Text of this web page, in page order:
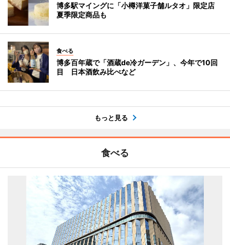
博多駅マイングに「小樽洋菓子舗ルタオ」限定店
夏季限定商品も
食べる
博多百年蔵で「酒蔵de冷ガーデン」、今年で10回
目 日本酒飲み比べなど
もっと見る
食べる